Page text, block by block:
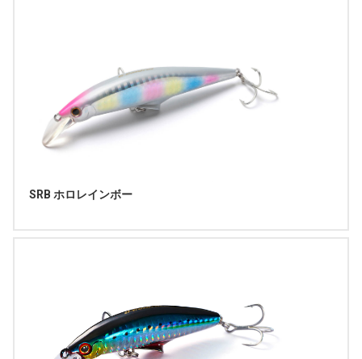
SRB ホロレインボー